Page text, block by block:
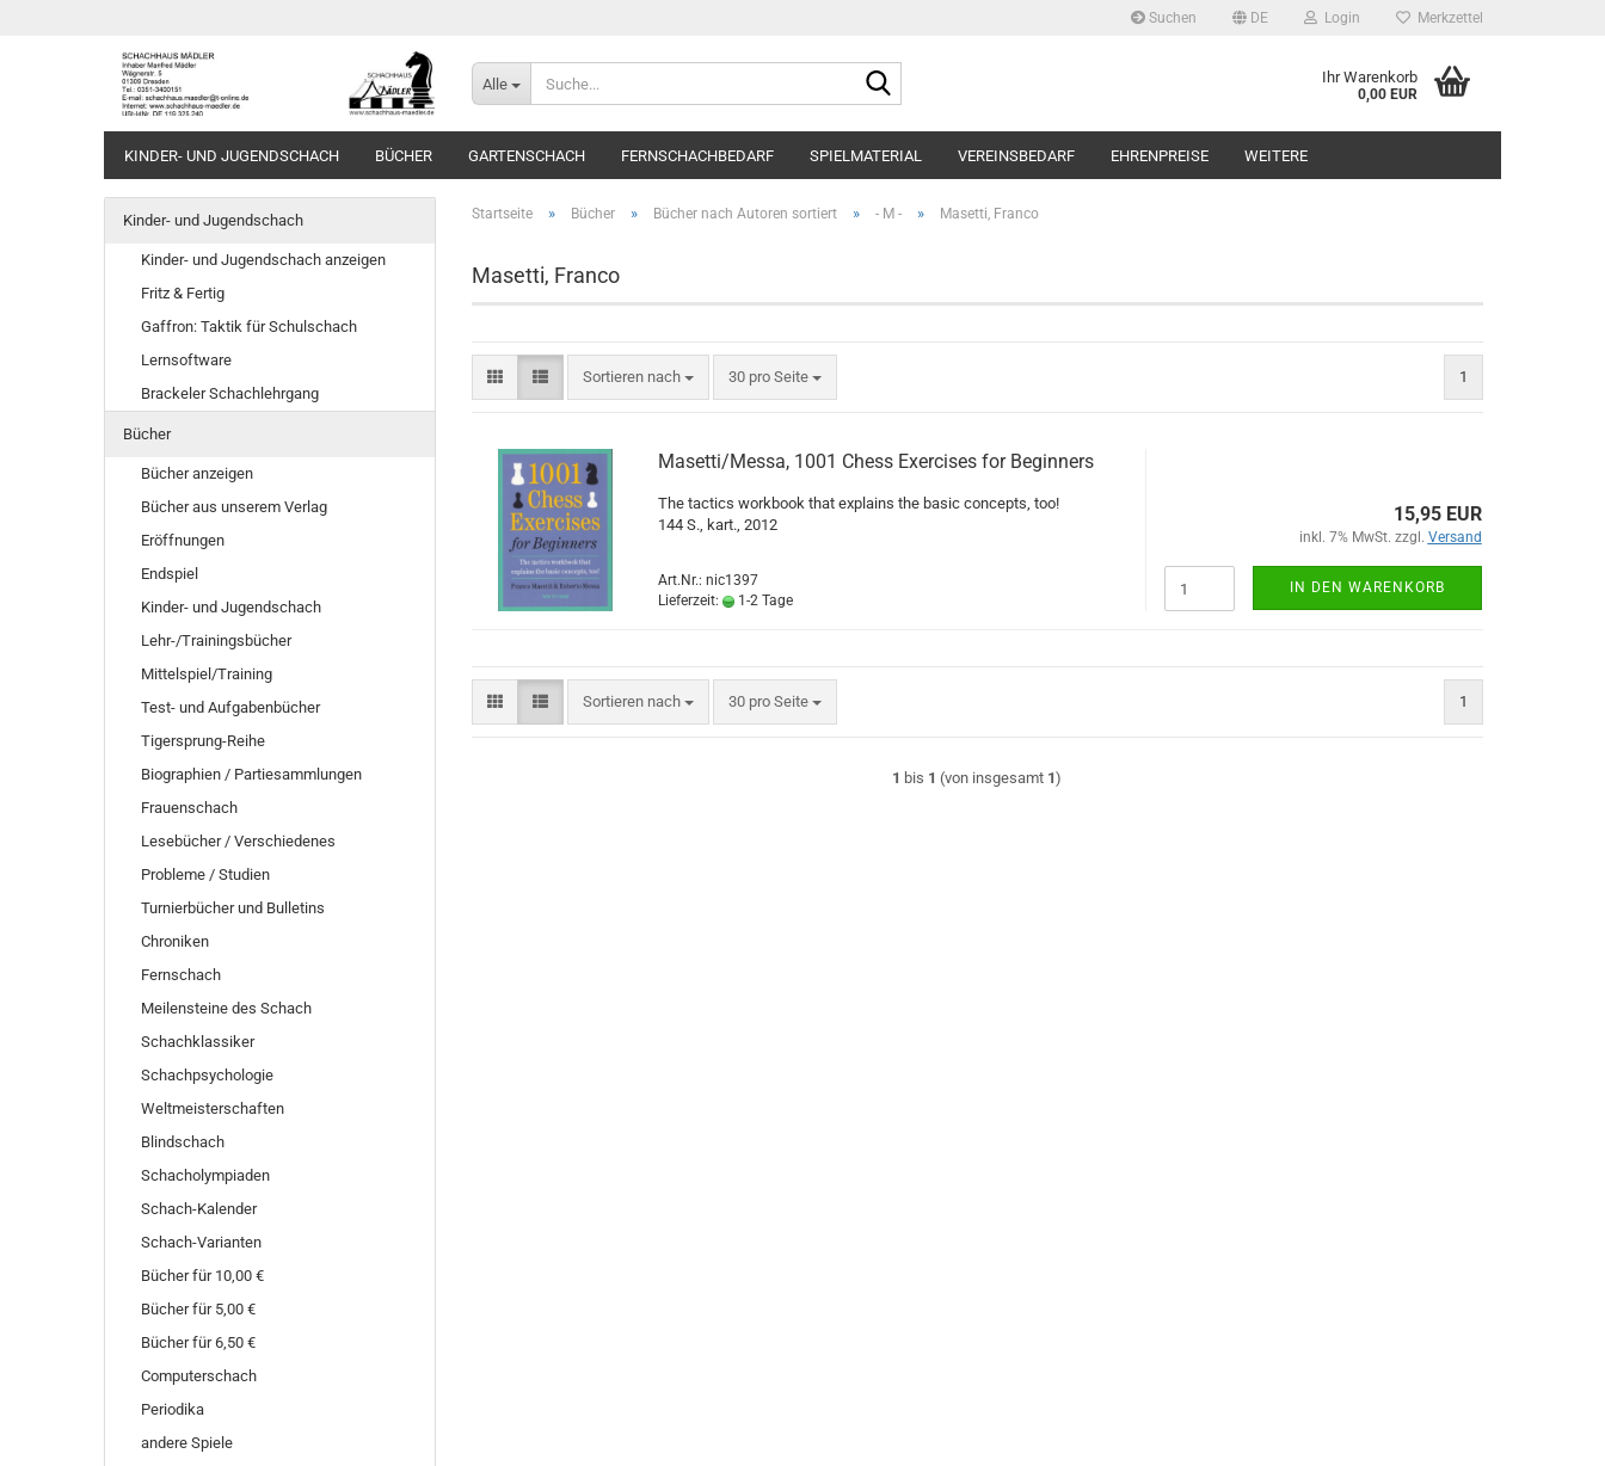
Suchen DE Login Merkzettel
Alle Ihr Warenkorb
0,00 EUR
KINDER- UND JUGENDSCHACH BÜCHER GARTENSCHACH FERNSCHACHBEDARF SPIELMATERIAL VEREINSBEDARF EHRENPREISE WEITERE
Startseite » Bücher » Bücher nach Autoren sortiert » - M - » Masetti, Franco
Masetti, Franco
Sortieren nach
Sortieren nach 30 pro Seite
pro Seite 1
Masetti/Messa, 1001 Chess Exercises for Beginners
The tactics workbook that explains the basic concepts, too!
144 S., kart., 2012
Art.Nr.: nic1397
Lieferzeit:
1-2 Tage
15,95 EUR
inkl. 7% MwSt. zzgl. Versand
IN DEN WARENKORB
Sortieren nach
Sortieren nach 30 pro Seite
pro Seite 1
1 bis 1 (von insgesamt 1)
Kinder- und Jugendschach
Kinder- und Jugendschach anzeigen
Fritz & Fertig
Gaffron: Taktik für Schulschach
Lernsoftware
Brackeler Schachlehrgang
Bücher
Bücher anzeigen
Bücher aus unserem Verlag
Eröffnungen
Endspiel
Kinder- und Jugendschach
Lehr-/Trainingsbücher
Mittelspiel/Training
Test- und Aufgabenbücher
Tigersprung-Reihe
Biographien / Partiesammlungen
Frauenschach
Lesebücher / Verschiedenes
Probleme / Studien
Turnierbücher und Bulletins
Chroniken
Fernschach
Meilensteine des Schach
Schachklassiker
Schachpsychologie
Weltmeisterschaften
Blindschach
Schacholympiaden
Schach-Kalender
Schach-Varianten
Bücher für 10,00 €
Bücher für 5,00 €
Bücher für 6,50 €
Computerschach
Periodika
andere Spiele